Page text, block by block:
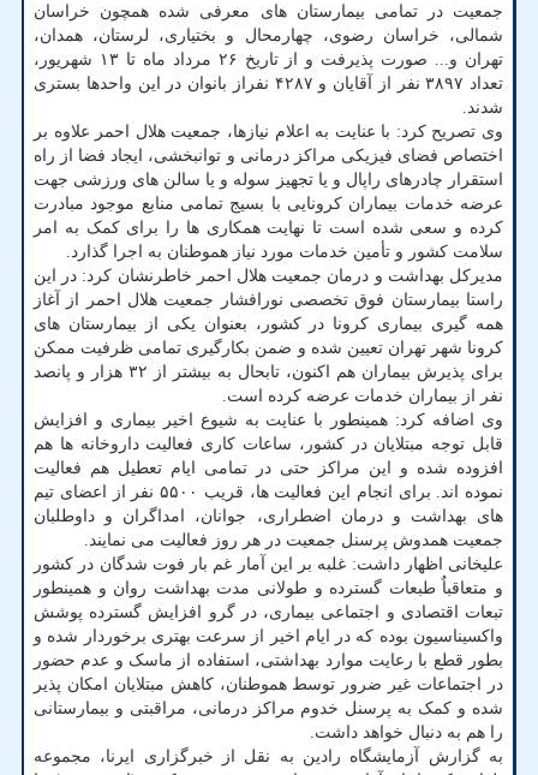
جمعیت در تمامی بیمارستان های معرفی شده همچون خراسان
شمالی، خراسان رضوی، چهارمحال و بختیاری، لرستان، همدان،
تهران و... صورت پذیرفت و از تاریخ ۲۶ مرداد ماه تا ۱۳ شهریور،
تعداد ۳۸۹۷ نفر از آقایان و ۴۲۸۷ نفراز بانوان در این واحدها بستری
شدند.
وی تصریح کرد: با عنایت به اعلام نیازها، جمعیت هلال احمر علاوه بر
اختصاص فضای فیزیکی مراکز درمانی و توانبخشی، ایجاد فضا از راه
استقرار چادرهای راپال و یا تجهیز سوله و یا سالن های ورزشی جهت
عرضه خدمات بیماران کرونایی با بسیج تمامی منابع موجود مبادرت
کرده و سعی شده است تا نهایت همکاری ها را برای کمک به امر
سلامت کشور و تأمین خدمات مورد نیاز هموطنان به اجرا گذارد.
مدیرکل بهداشت و درمان جمعیت هلال احمر خاطرنشان کرد: در این
راستا بیمارستان فوق تخصصی نورافشار جمعیت هلال احمر از آغاز
همه گیری بیماری کرونا در کشور، بعنوان یکی از بیمارستان های
کرونا شهر تهران تعیین شده و ضمن بکارگیری تمامی ظرفیت ممکن
برای پذیرش بیماران هم اکنون، تابحال به بیشتر از ۳۲ هزار و پانصد
نفر از بیماران خدمات عرضه کرده است.
وی اضافه کرد: همینطور با عنایت به شیوع اخیر بیماری و افزایش
قابل توجه مبتلایان در کشور، ساعات کاری فعالیت داروخانه ها هم
افزوده شده و این مراکز حتی در تمامی ایام تعطیل هم فعالیت
نموده اند. برای انجام این فعالیت ها، قریب ۵۵۰۰ نفر از اعضای تیم
های بهداشت و درمان اضطراری، جوانان، امداگران و داوطلبان
جمعیت همدوش پرسنل جمعیت در هر روز فعالیت می نمایند.
علیخانی اظهار داشت: غلبه بر این آمار غم بار فوت شدگان در کشور
و متعاقباٌ طبعات گسترده و طولانی مدت بهداشت روان و همینطور
تبعات اقتصادی و اجتماعی بیماری، در گرو افزایش گسترده پوشش
واکسیناسیون بوده که در ایام اخیر از سرعت بهتری برخوردار شده و
بطور قطع با رعایت موارد بهداشتی، استفاده از ماسک و عدم حضور
در اجتماعات غیر ضرور توسط هموطنان، کاهش مبتلایان امکان پذیر
شده و کمک به پرسنل خدوم مراکز درمانی، مراقبتی و بیمارستانی
را هم به دنبال خواهد داشت.
به گزارش آزمایشگاه رادین به نقل از خبرگزاری ایرنا، مجموعه